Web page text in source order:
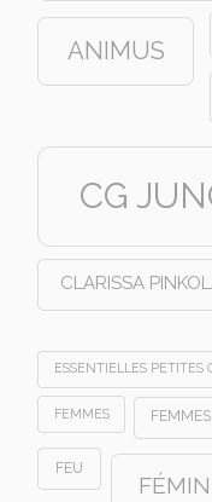
ANIMUS
CG
CLARISSA
ESSENTIELLES PETITES
FEMMES
FEU